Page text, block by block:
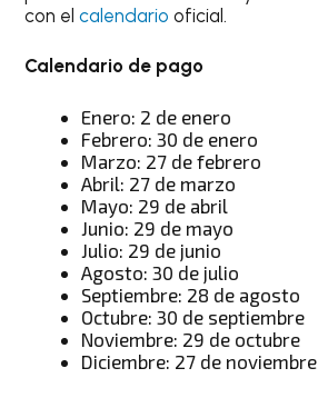
con elcalendario oficial.
Calendario de pago
Enero: 2 de enero
Febrero: 30 de enero
Marzo: 27 de febrero
Abril: 27 de marzo
Mayo: 29 de abril
Junio: 29 de mayo
Julio: 29 de junio
Agosto: 30 de julio
Septiembre: 28 de agosto
Octubre: 30 de septiembre
Noviembre: 29 de octubre
Diciembre: 27 de noviembre